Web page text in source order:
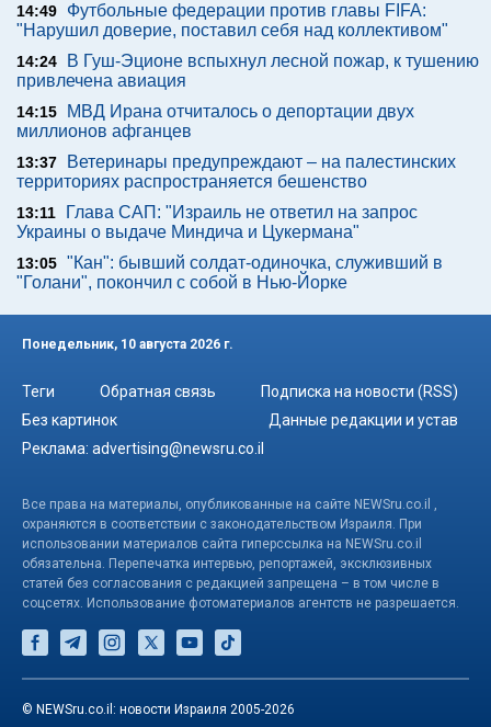
14:49
Футбольные федерации против главы FIFA:
"Нарушил доверие, поставил себя над коллективом"
14:24
В Гуш-Эционе вспыхнул лесной пожар, к тушению
привлечена авиация
14:15
МВД Ирана отчиталось о депортации двух
миллионов афганцев
13:37
Ветеринары предупреждают – на палестинских
территориях распространяется бешенство
13:11
Глава САП: "Израиль не ответил на запрос
Украины о выдаче Миндича и Цукермана"
13:05 "Кан": бывший солдат-одиночка, служивший в
"Голани", покончил с собой в Нью-Йорке
Понедельник, 10 августа 2026 г.
Теги Обратная связь
Подписка на новости (RSS)
Без картинок
Данные редакции и устав
Реклама: advertising@newsru.co.il
Все права на материалы, опубликованные на сайте NEWSru.co.il ,
охраняются в соответствии с законодательством Израиля. При
использовании материалов сайта гиперссылка на NEWSru.co.il
обязательна. Перепечатка интервью, репортажей, эксклюзивных
статей без согласования с редакцией запрещена – в том числе в
соцсетях. Использование фотоматериалов агентств не разрешается.
© NEWSru.co.il: новости Израиля 2005-2026